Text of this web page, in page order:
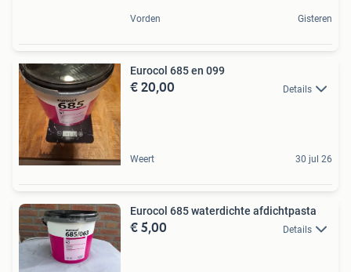
Vorden Gisteren
Eurocol 685 en 099
€ 20,00 Details
Weert 30 jul 26
Eurocol 685 waterdichte afdichtpasta
€ 5,00 Details